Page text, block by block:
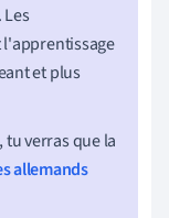
et plus
tu verras que la
allemands